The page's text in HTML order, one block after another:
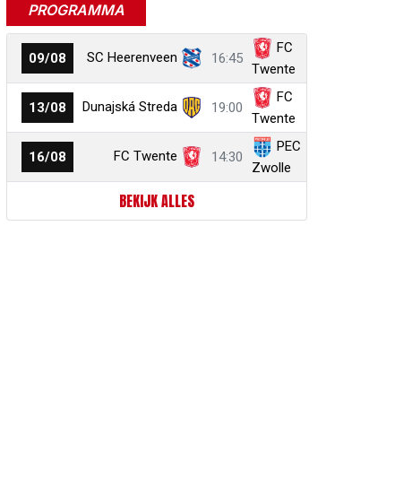
PROGRAMMA
09/08 SC Heerenveen 16:45
FC
Twente
13/08 Dunajská Streda 19:00
FC
Twente
16/08 FC Twente 14:30
PEC
Zwolle
BEKIJK ALLES